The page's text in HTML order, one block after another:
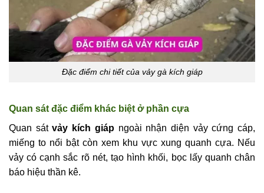
Đặc điểm chi tiết của vảy gà kích giáp
Quan sát đặc điểm khác biệt ở phần cựa
Quan sátvảy kích giáp ngoài nhận diện vảy cứng cáp,
miếng to nổi bật còn xem khu vực xung quanh cựa. Nếu
vảy có cạnh sắc rõ nét, tạo hình khối, bọc lấy quanh chân
báo hiệu thần kê.